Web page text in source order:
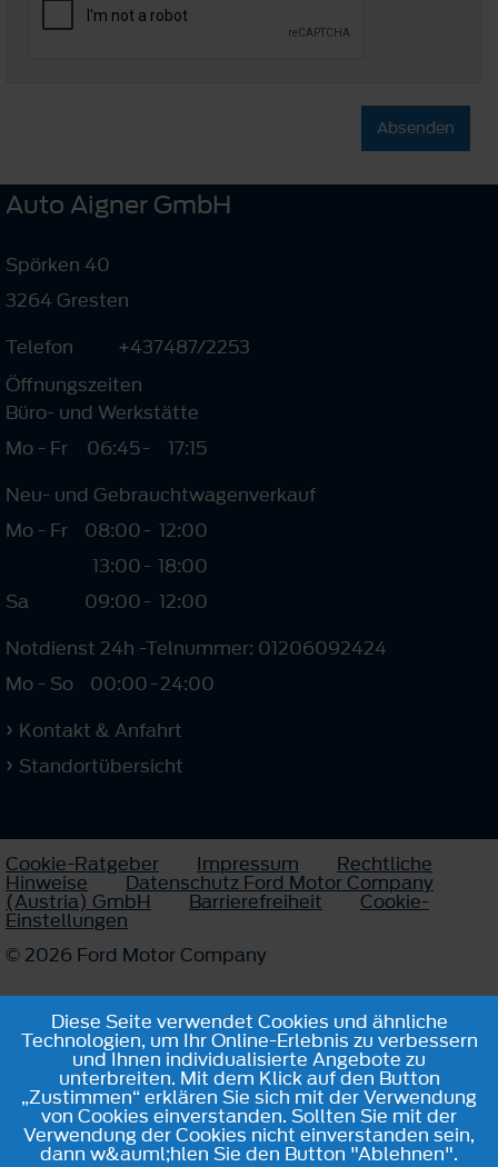
Absenden
Auto Aigner GmbH
Spörken 40
3264 Gresten
Telefon
+437487/2253
Öffnungszeiten
Büro- und Werkstätte
Mo - Fr
06:45-
17:15
Neu- und Gebrauchtwagenverkauf
Mo - Fr
08:00
13:00
-
-
12:00
18:00
Sa
09:00- 12:00
Notdienst 24h -Telnummer: 01206092424
Mo - So
00:00-24:00
Kontakt & Anfahrt
Standortübersicht
Cookie-Ratgeber Impressum Rechtliche
Hinweise Datenschutz Ford Motor Company
(Austria) GmbH Barrierefreiheit Cookie-
Einstellungen
© 2026 Ford Motor Company
Diese Seite verwendet Cookies und ähnliche
Technologien, um Ihr Online-Erlebnis zu verbessern
und Ihnen individualisierte Angebote zu
unterbreiten. Mit dem Klick auf den Button
„Zustimmen“ erklären Sie sich mit der Verwendung
von Cookies einverstanden. Sollten Sie mit der
Verwendung der Cookies nicht einverstanden sein,
dann w&auml;hlen Sie den Button "Ablehnen".